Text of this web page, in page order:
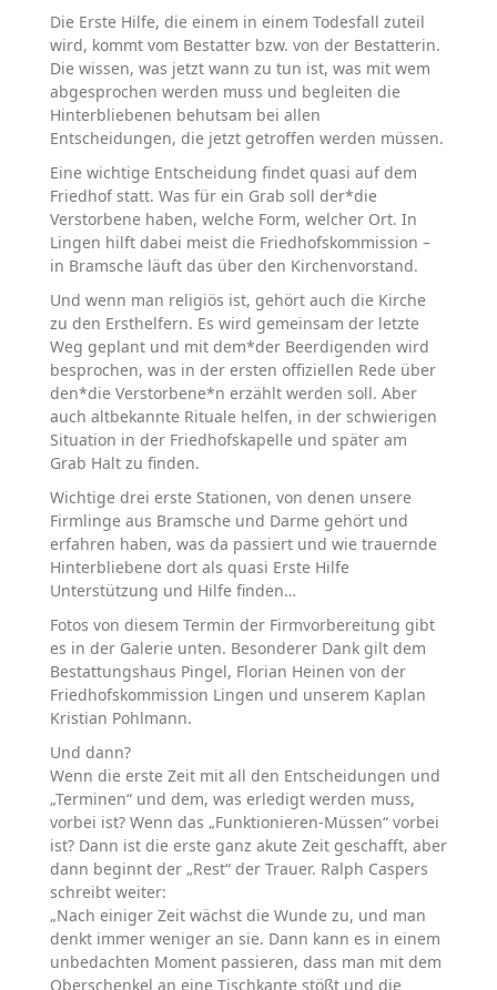
Die Erste Hilfe, die einem in einem Todesfall zuteil
wird, kommt vom Bestatter bzw. von der Bestatterin.
Die wissen, was jetzt wann zu tun ist, was mit wem
abgesprochen werden muss und begleiten die
Hinterbliebenen behutsam bei allen
Entscheidungen, die jetzt getroffen werden müssen.
Eine wichtige Entscheidung findet quasi auf dem
Friedhof statt. Was für ein Grab soll der*die
Verstorbene haben, welche Form, welcher Ort. In
Lingen hilft dabei meist die Friedhofskommission –
in Bramsche läuft das über den Kirchenvorstand.
Und wenn man religiös ist, gehört auch die Kirche
zu den Ersthelfern. Es wird gemeinsam der letzte
Weg geplant und mit dem*der Beerdigenden wird
besprochen, was in der ersten offiziellen Rede über
den*die Verstorbene*n erzählt werden soll. Aber
auch altbekannte Rituale helfen, in der schwierigen
Situation in der Friedhofskapelle und später am
Grab Halt zu finden.
Wichtige drei erste Stationen, von denen unsere
Firmlinge aus Bramsche und Darme gehört und
erfahren haben, was da passiert und wie trauernde
Hinterbliebene dort als quasi Erste Hilfe
Unterstützung und Hilfe finden…
Fotos von diesem Termin der Firmvorbereitung gibt
es in der Galerie unten. Besonderer Dank gilt dem
Bestattungshaus Pingel, Florian Heinen von der
Friedhofskommission Lingen und unserem Kaplan
Kristian Pohlmann.
Und dann?
Wenn die erste Zeit mit all den Entscheidungen und
„Terminen“ und dem, was erledigt werden muss,
vorbei ist? Wenn das „Funktionieren-Müssen“ vorbei
ist? Dann ist die erste ganz akute Zeit geschafft, aber
dann beginnt der „Rest“ der Trauer. Ralph Caspers
schreibt weiter:
„Nach einiger Zeit wächst die Wunde zu, und man
denkt immer weniger an sie. Dann kann es in einem
unbedachten Moment passieren, dass man mit dem
Oberschenkel an eine Tischkante stößt und die